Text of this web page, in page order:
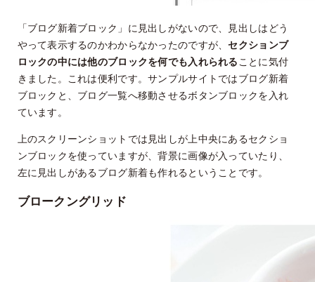
「ブログ新着ブロック」に見出しがないので、見出しはどう
やって表示するのかわからなかったのですが、セクションブ
ロックの中には他のブロックを何でも入れられることに気付
きました。これは便利です。サンプルサイトではブログ新着
ブロックと、ブログ一覧へ移動させるボタンブロックを入れ
ています。
上のスクリーンショットでは見出しが上中央にあるセクショ
ンブロックを使っていますが、背景に画像が入っていたり、
左に見出しがあるブログ新着も作れるということです。
ブロークングリッド